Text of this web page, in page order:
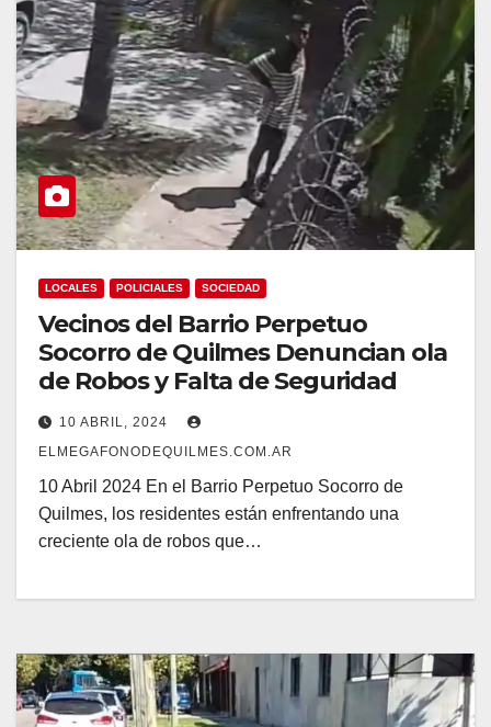
LOCALES POLICIALES SOCIEDAD
Vecinos del Barrio Perpetuo
Socorro de Quilmes Denuncian ola
de Robos y Falta de Seguridad
10 ABRIL, 2024
ELMEGAFONODEQUILMES.COM.AR
10 Abril 2024 En el Barrio Perpetuo Socorro de
Quilmes, los residentes están enfrentando una
creciente ola de robos que…